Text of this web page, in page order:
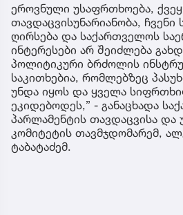
ეროვნული უსაფრთხოება,
თავდაცვისუნარიანობა, ჩვენი
ღირსება და საქართველოს
ინტერესები არ შეიძლება
პოლიტიკური ბრძოლის
საკითხებია, რომლებზეც
უნდა იყოს და ყველა
ეკიდებოდეს,” - განაცხადა
პარლამენტის თავდაცვისა და
კომიტეტის თავმჯდომარემ,
ტაბატაძემ.